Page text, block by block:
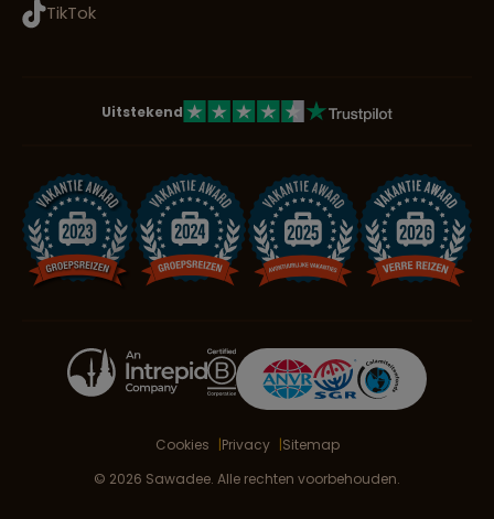
TikTok
Uitstekend
Cookies Privacy
Sitemap
© 2026 Sawadee. Alle rechten voorbehouden.